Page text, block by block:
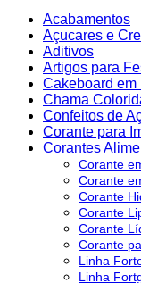
Acabamentos
Açucares e
Aditivos
Artigos para
Cakeboard em
Chama
Confeitos de
Corante para
Corantes
Corante
Corante
Corante
Corante
Corante
Corante
Linha
Linha